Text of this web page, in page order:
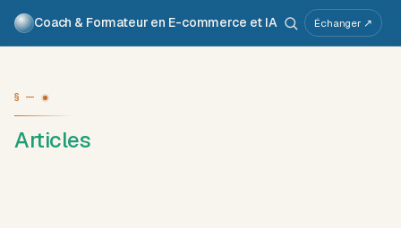
Coach & Formateur en E-commerce et IA
Pour qui Services Travaux Voix À propos Atelier IA Métiers
Échanger ↗
§ —
Articles